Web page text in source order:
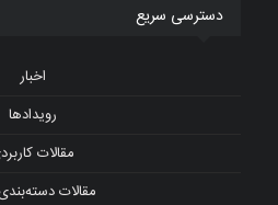
دسترسی سریع
اخبار
رویدادها
مقالات
مقالات